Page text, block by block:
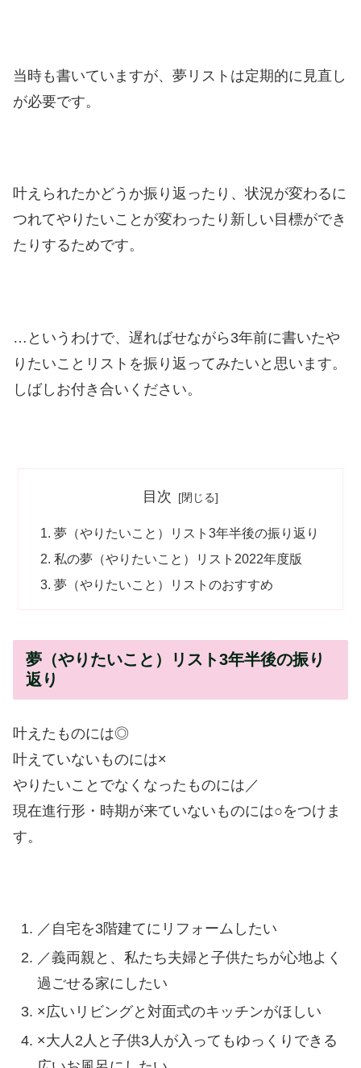
当時も書いていますが、夢リストは定期的に見直し
が必要です。
叶えられたかどうか振り返ったり、状況が変わるに
つれてやりたいことが変わったり新しい目標ができ
たりするためです。
…というわけで、遅ればせながら3年前に書いたや
りたいことリストを振り返ってみたいと思います。
しばしお付き合いください。
目次
夢（やりたいこと）リスト3年半後の振り返り
私の夢（やりたいこと）リスト2022年度版
夢（やりたいこと）リストのおすすめ
夢（やりたいこと）リスト3年半後の振り
返り
叶えたものには◎
叶えていないものには×
やりたいことでなくなったものには／
現在進行形・時期が来ていないものには○をつけま
す。
／自宅を3階建てにリフォームしたい
／義両親と、私たち夫婦と子供たちが心地よく
過ごせる家にしたい
×広いリビングと対面式のキッチンがほしい
×大人2人と子供3人が入ってもゆっくりできる